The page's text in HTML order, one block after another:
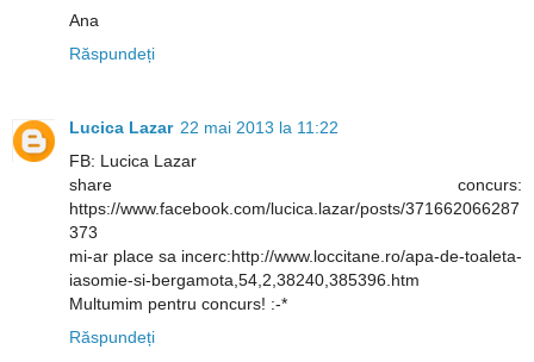
Ana
Răspundeți
Lucica Lazar 22 mai 2013 la 11:22
FB: Lucica Lazar
share concurs:
https://www.facebook.com/lucica.lazar/posts/371662066287
373
mi-ar place sa incerc:http://www.loccitane.ro/apa-de-toaleta-
iasomie-si-bergamota,54,2,38240,385396.htm
Multumim pentru concurs! :-*
Răspundeți